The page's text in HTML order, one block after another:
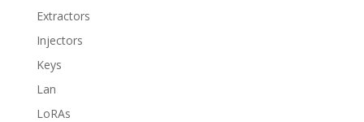
Extractors
Injectors
Keys
Lan
LoRAs